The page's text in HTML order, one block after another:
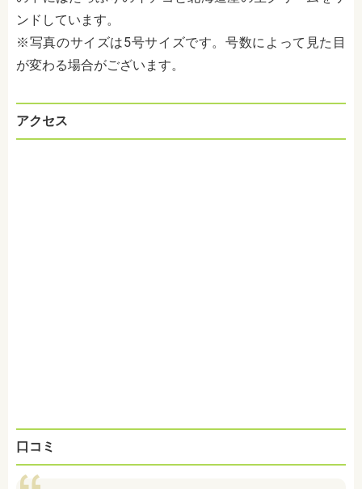
ンドしています。
※写真のサイズは5号サイズです。号数によって見た目
が変わる場合がございます。
アクセス
口コミ